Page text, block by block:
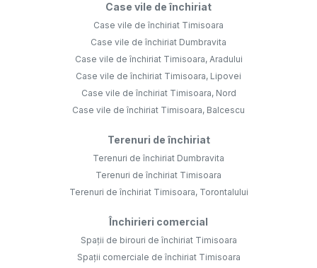
Case vile de închiriat
Case vile de închiriat Timisoara
Case vile de închiriat Dumbravita
Case vile de închiriat Timisoara, Aradului
Case vile de închiriat Timisoara, Lipovei
Case vile de închiriat Timisoara, Nord
Case vile de închiriat Timisoara, Balcescu
Terenuri de închiriat
Terenuri de închiriat Dumbravita
Terenuri de închiriat Timisoara
Terenuri de închiriat Timisoara, Torontalului
Închirieri comercial
Spații de birouri de închiriat Timisoara
Spații comerciale de închiriat Timisoara